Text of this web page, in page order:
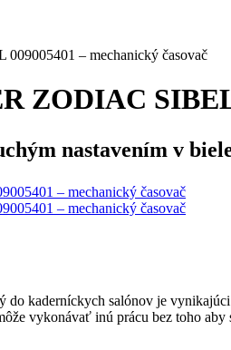
– mechanický časovač
SIBEL
nastavením v
do kaderníckych salónov je
vykonávať inú prácu bez toho